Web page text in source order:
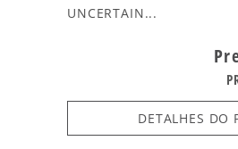
UNCERTAIN...
DETALHES DO